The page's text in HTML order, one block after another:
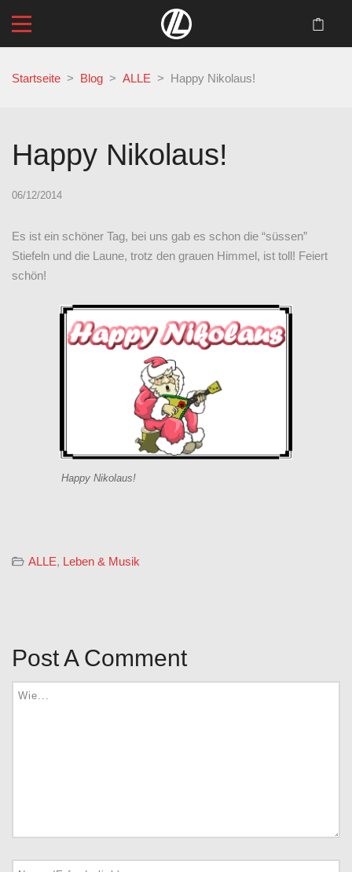
Startseite > Blog > ALLE > Happy Nikolaus!
Happy Nikolaus!
06/12/2014
Es ist ein schöner Tag, bei uns gab es schon die “süssen”
Stiefeln und die Laune, trotz den grauen Himmel, ist toll! Feiert
schön!
Happy Nikolaus!
ALLE, Leben & Musik
Post A Comment